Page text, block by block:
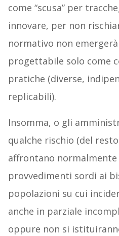
come “scusa” per
innovare, per non
normativo non
progettabile solo come
pratiche (diverse,
replicabili).
Insomma, o gli
qualche rischio (del
affrontano normalmente
provvedimenti sordi ai
popolazioni su cui
anche in parziale
oppure non si